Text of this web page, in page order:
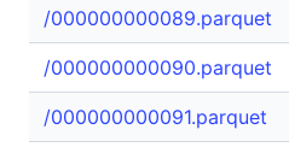
/000000000089.parquet
/000000000090.parquet
/000000000091.parquet